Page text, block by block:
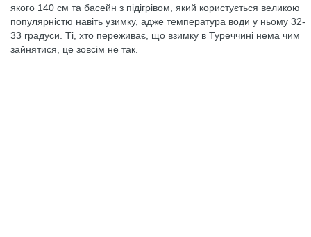
якого 140 см та басейн з підігрівом, який користується великою
популярністю навіть узимку, адже температура води у ньому 32-
33 градуси. Ті, хто переживає, що взимку в Туреччині нема чим
зайнятися, це зовсім не так.